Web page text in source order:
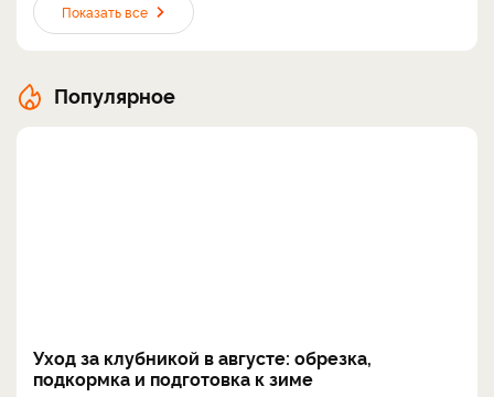
Показать все
Популярное
Уход за клубникой в августе: обрезка,
подкормка и подготовка к зиме